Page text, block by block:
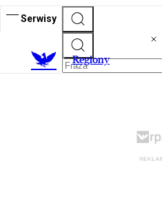
Serwisy
Regiony